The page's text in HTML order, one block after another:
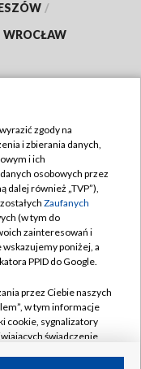
/
WROCŁAW
zgody na
i zbierania danych,
i ich
osobowych przez
dalej również „TVP”),
Zaufanych
(w tym do
zainteresowań i
poniżej, a
PPID do Google.
przez Ciebie naszych
w tym informacje
cookie, sygnalizatory
świadczenie